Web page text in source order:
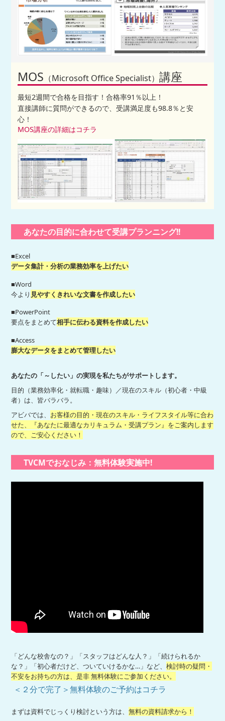
MOS （Microsoft Office Specialist）講座
最短2週間で合格を目指す！合格率91％以上！
直接講師に質問ができるので、受講満足度も98.8％と安
心！
MOS講座の詳細はコチラ
あなたの目的に合わせて受講プランニング!!
■Excel
データ集計・分析の業務効率を上げたい
■Word
今より 見やすくきれいな文書を作成したい
■PowerPoint
要点をまとめて相手に伝わる資料を作成したい
■Access
膨大なデータをまとめて管理したい
あなたの「～したい」の実現を私たちがサポートします。
目的（業務効率化・就転職・趣味）／現在のスキル（初心者・中級
者）は、皆バラバラ。
アビバでは、 お客様の目的・現在のスキル・ライフスタイル等に合わ
せた、『あなたに最適なカリキュラム・受講プラン』をご案内します
ので、ご安心ください！
TVCMでおなじみ：無料体験実施中!
「どんな校舎なの？」「スタッフはどんな人？」「続けられるか
な？」「初心者だけど、ついていけるかな…」など、検討時の疑問・
不安をお持ちの方は、是非 無料体験にご参加ください。
＜２分で完了＞無料体験のご予約はコチラ
まずは資料でじっくり検討という方は、無料の資料請求から！